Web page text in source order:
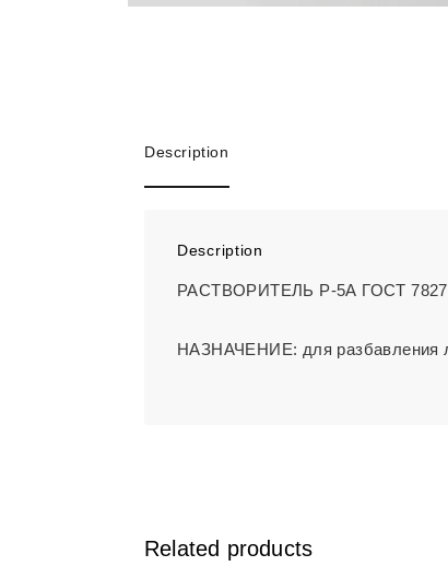
Description
Description
РАСТВОРИТЕЛЬ Р-5А ГОСТ
НАЗНАЧЕНИЕ: для разбавления
Related products